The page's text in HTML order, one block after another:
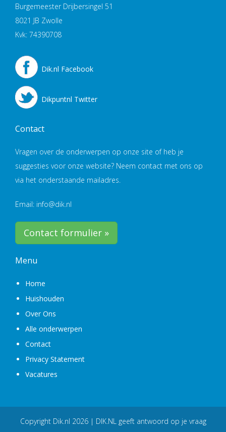
Burgemeester Drijbersingel 51
8021 JB Zwolle
Kvk: 74390708
Dik.nl Facebook
Dikpuntnl Twitter
Contact
Vragen over de onderwerpen op onze site of heb je
suggesties voor onze website? Neem contact met ons op
via het onderstaande mailadres.
Email: info@dik.nl
Contact formulier »
Menu
Home
Huishouden
Over Ons
Alle onderwerpen
Contact
Privacy Statement
Vacatures
Copyright Dik.nl 2026 | DIK.NL geeft antwoord op je vraag